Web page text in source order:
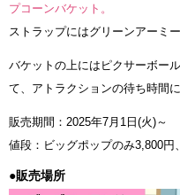
プコーンバケット。
ストラップにはグリーンアーミ
バケットの上にはピクサーボー
て、アトラクションの待ち時間
販売期間：2025年7月1日(火)～
値段：ビッグポップのみ3,800円
●販売場所